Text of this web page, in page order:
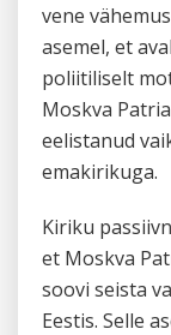
vene
asemel, et
poliitiliselt
Moskva
eelistanud
emakirikuga.
Kiriku
et Moskva
soovi seista
Eestis. Selle